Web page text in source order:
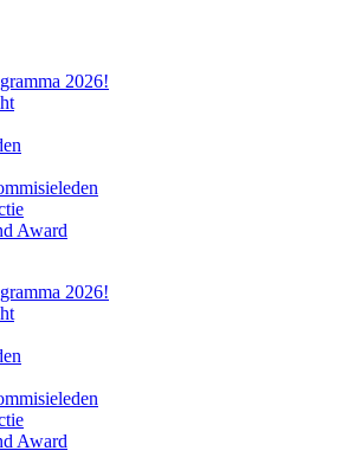
2026!
Award
2026!
Award